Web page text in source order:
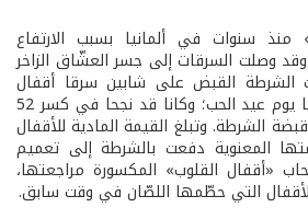
سنوات في ألمانيا بسبب الارتفاع
وصلت السرقات إلى جسر العشّاق الزاخر
الشرطة القبض على شابين سرقا أقفال
القلوب عدة مرات، خصوصًا يوم عيد الحب؛ وكانا قد نجحا في كسر 52
الشرطة. وتبلغ القيمة المادية للأقفال
قيمتها المعنوية دفعت بالشرطة إلى تعميم
«أقفال القلوب» المكسورة مراجعتها،
التي حطّمها اللصّان في وقت سابق.